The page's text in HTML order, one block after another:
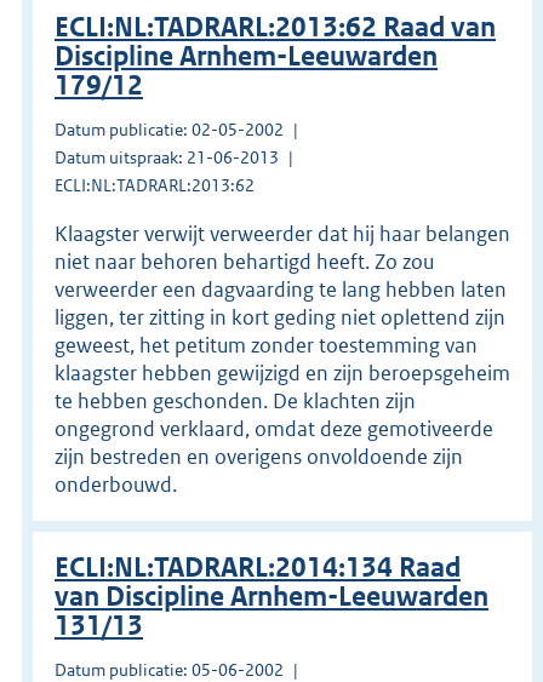
ECLI:NL:TADRARL:2013:62 Raad van
Discipline Arnhem-Leeuwarden
179/12
Datum publicatie: 02-05-2002
Datum uitspraak: 21-06-2013
ECLI:NL:TADRARL:2013:62
Klaagster verwijt verweerder dat hij haar belangen
niet naar behoren behartigd heeft. Zo zou
verweerder een dagvaarding te lang hebben laten
liggen, ter zitting in kort geding niet oplettend zijn
geweest, het petitum zonder toestemming van
klaagster hebben gewijzigd en zijn beroepsgeheim
te hebben geschonden. De klachten zijn
ongegrond verklaard, omdat deze gemotiveerde
zijn bestreden en overigens onvoldoende zijn
onderbouwd.
ECLI:NL:TADRARL:2014:134 Raad
van Discipline Arnhem-Leeuwarden
131/13
Datum publicatie: 05-06-2002